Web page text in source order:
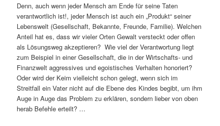
Denn, auch wenn jeder Mensch am Ende für seine Taten
verantwortlich ist!, jeder Mensch ist auch ein „Produkt“ seiner
Lebenswelt (Gesellschaft, Bekannte, Freunde, Familie). Welchen
Anteil hat es, dass wir vieler Orten Gewalt versteckt oder offen
als Lösungsweg akzeptieren? Wie viel der Verantwortung liegt
zum Beispiel in einer Gesellschaft, die in der Wirtschafts- und
Finanzwelt aggressives und egoistisches Verhalten honoriert?
Oder wird der Keim vielleicht schon gelegt, wenn sich im
Streitfall ein Vater nicht auf die Ebene des Kindes begibt, um ihm
Auge in Auge das Problem zu erklären, sondern lieber von oben
herab Befehle erteilt? …